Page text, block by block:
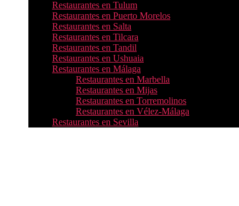
Restaurantes en Tulum
Restaurantes en Puerto Morelos
Restaurantes en Salta
Restaurantes en Tilcara
Restaurantes en Tandil
Restaurantes en Ushuaia
Restaurantes en Málaga
Restaurantes en Marbella
Restaurantes en Mijas
Restaurantes en Torremolinos
Restaurantes en Vélez-Málaga
Restaurantes en Sevilla